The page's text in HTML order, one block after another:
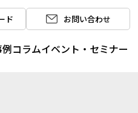
ド お問い合わせ
コラムイベント・セミナー